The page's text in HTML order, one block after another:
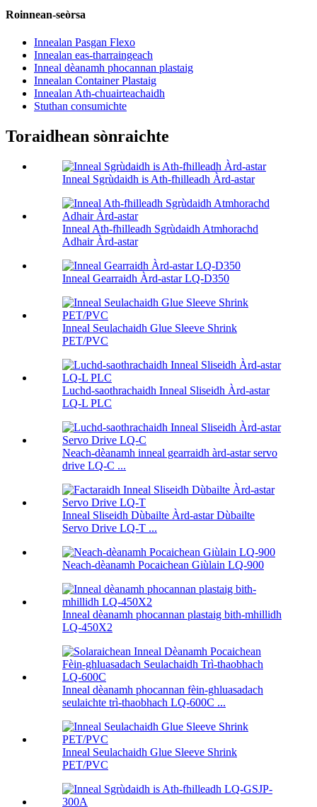
Roinnean-seòrsa
Innealan Pasgan Flexo
Innealan eas-tharraingeach
Inneal dèanamh phocannan plastaig
Innealan Container Plastaig
Innealan Ath-chuairteachaidh
Stuthan consumichte
Toraidhean sònraichte
Inneal Sgrùdaidh is Ath-fhilleadh Àrd-astar
Inneal Ath-fhilleadh Sgrùdaidh Atmhorachd
Adhair Àrd-astar
Inneal Gearraidh Àrd-astar LQ-D350
Inneal Seulachaidh Glue Sleeve Shrink
PET/PVC
Luchd-saothrachaidh Inneal Sliseidh Àrd-astar
LQ-L PLC
Neach-dèanamh inneal gearraidh àrd-astar servo
drive LQ-C ...
Inneal Sliseidh Dùbailte Àrd-astar Dùbailte
Servo Drive LQ-T ...
Neach-dèanamh Pocaichean Giùlain LQ-900
Inneal dèanamh phocannan plastaig bith-mhillidh
LQ-450X2
Inneal dèanamh phocannan fèin-ghluasadach
seulaichte trì-thaobhach LQ-600C ...
Inneal Seulachaidh Glue Sleeve Shrink
PET/PVC